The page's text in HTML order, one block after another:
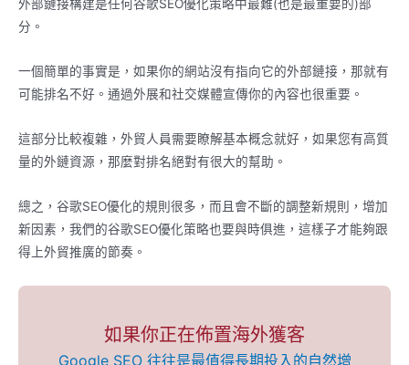
外部鏈接構建是任何谷歌SEO優化策略中最難(也是最重要的)部
分。
一個簡單的事實是，如果你的網站沒有指向它的外部鏈接，那就有
可能排名不好。通過外展和社交媒體宣傳你的內容也很重要。
這部分比較複雜，外貿人員需要瞭解基本概念就好，如果您有高質
量的外鏈資源，那麼對排名絕對有很大的幫助。
總之，谷歌SEO優化的規則很多，而且會不斷的調整新規則，增加
新因素，我們的谷歌SEO優化策略也要與時俱進，這樣子才能夠跟
得上外貿推廣的節奏。
如果你正在佈置海外獲客
Google SEO 往往是最值得長期投入的自然增